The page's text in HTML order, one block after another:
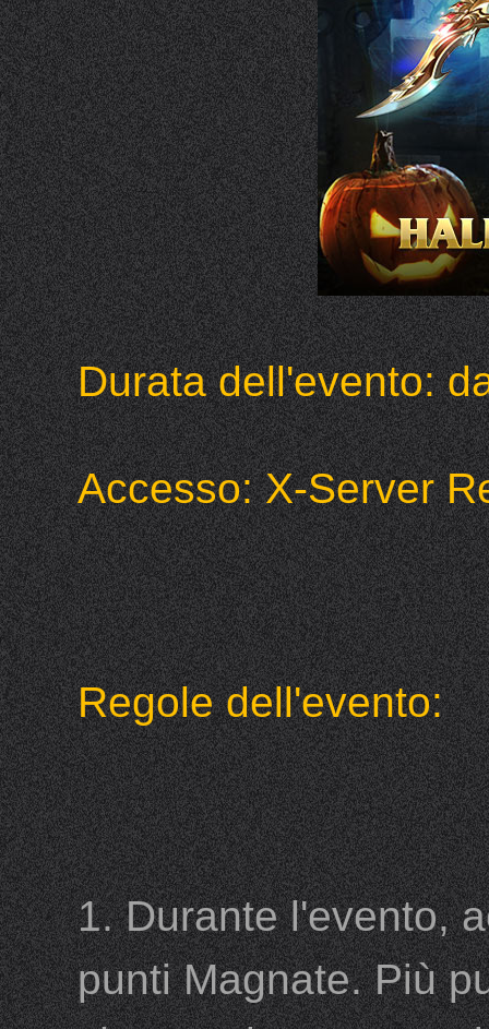
Durata dell'evento:
Accesso: X-Server
Regole dell'evento:
1. Durante l'evento,
punti Magnate. Più